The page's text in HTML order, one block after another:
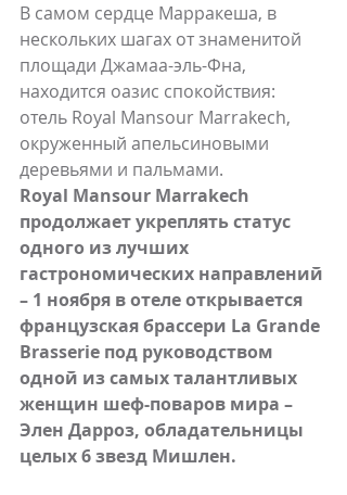
В самом сердце Марракеша, в
нескольких шагах от знаменитой
площади Джамаа-эль-Фна,
находится оазис спокойствия:
отель Royal Mansour Marrakech,
окруженный апельсиновыми
деревьями и пальмами.
Royal Mansour Marrakech
продолжает укреплять статус
одного из лучших
гастрономических направлений
– 1 ноября в отеле открывается
французская брассери La Grande
Brasserie под руководством
одной из самых талантливых
женщин шеф-поваров мира –
Элен Дарроз, обладательницы
целых 6 звезд Мишлен.